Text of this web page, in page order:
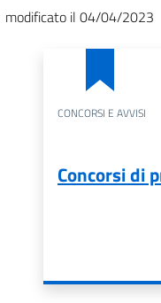
modificato il 04/04/2023
CONCORSI E AVVISI
Concorsi di